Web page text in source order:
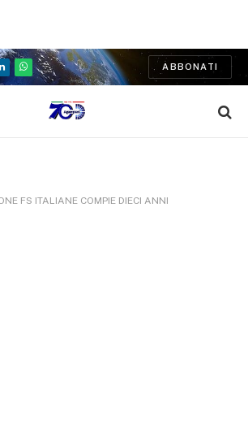
LinkedInWhatsApp
ABBONATI
FS ITALIANE COMPIE DIECI ANNI